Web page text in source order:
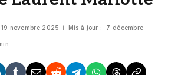
19 novembre 2025 Mis à jour : 7 décembre